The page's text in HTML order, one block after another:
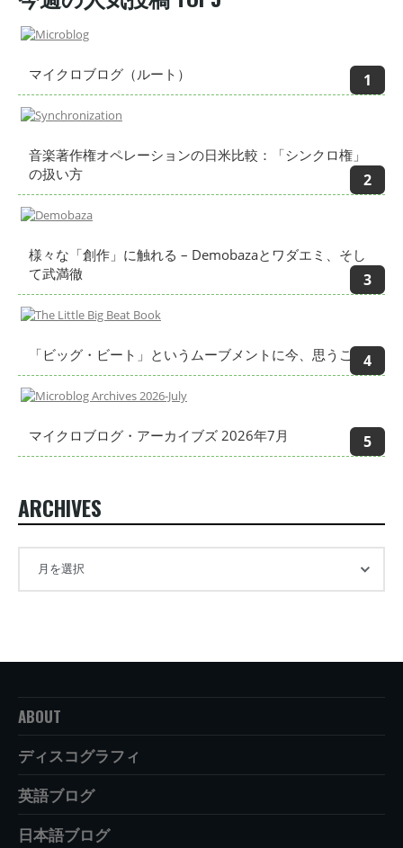
マイクロブログ（ルート）
音楽著作権オペレーションの日米比較：「シンクロ権」
の扱い方
様々な「創作」に触れる – Demobazaとワダエミ、そし
て武満徹
「ビッグ・ビート」というムーブメントに今、思うこと
マイクロブログ・アーカイブズ 2026年7月
ARCHIVES
ABOUT
ディスコグラフィ
英語ブログ
日本語ブログ